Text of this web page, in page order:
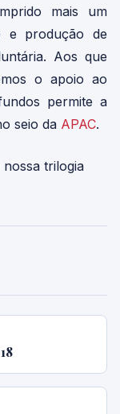
mais um
e produção de
Aos que
o apoio ao
permite a
seio da APAC.
trilogia